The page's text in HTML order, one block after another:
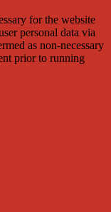
for the website
personal data via
as non-necessary
prior to running